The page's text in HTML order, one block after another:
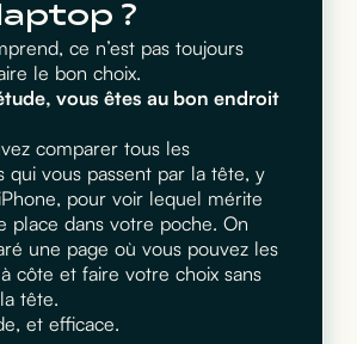
?
ce n’est pas toujours
le bon choix.
vous êtes au bon endroit
comparer tous les
qui vous passent par la tête, y
pour voir lequel mérite
place dans votre poche. On
une page où vous pouvez les
côte et faire votre choix sans
tête.
et efficace.